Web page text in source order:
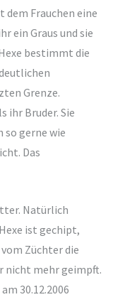
Frauchen eine
ein Graus und sie
bestimmt die
Grenze.
ihr Bruder. Sie
gerne wie
Das
Natürlich
ist gechipt,
Züchter die
nicht mehr geimpft.
30.12.2006